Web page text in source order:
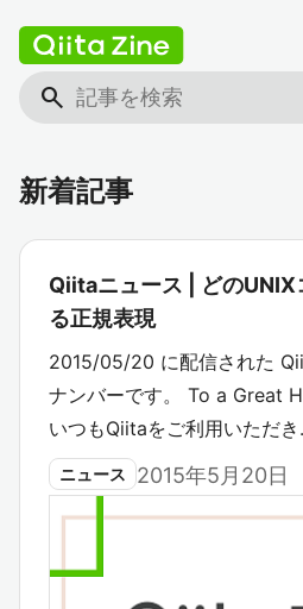
search
新着記事
Qiitaニュース | どのUNIX
る正規表現
2015/05/20 に配信された
ナンバーです。 To a Great
いつもQiitaをご利用いただ
ニュース 2015年5月20日